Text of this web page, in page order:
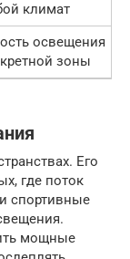
климат
освещения
зоны
Его
где поток
спортивные
мощные